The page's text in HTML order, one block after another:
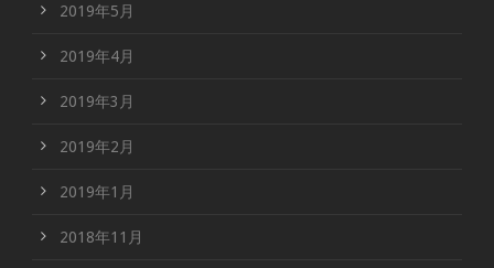
2019年5月
2019年4月
2019年3月
2019年2月
2019年1月
2018年11月